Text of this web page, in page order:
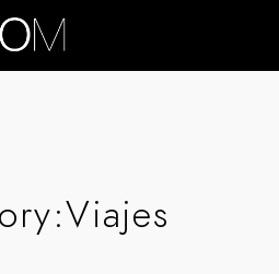
Viajes